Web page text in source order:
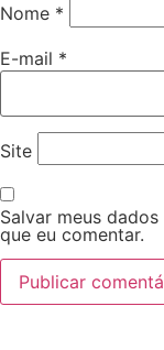
Nome *
E-mail *
Site
Salvar meus
que eu comentar.